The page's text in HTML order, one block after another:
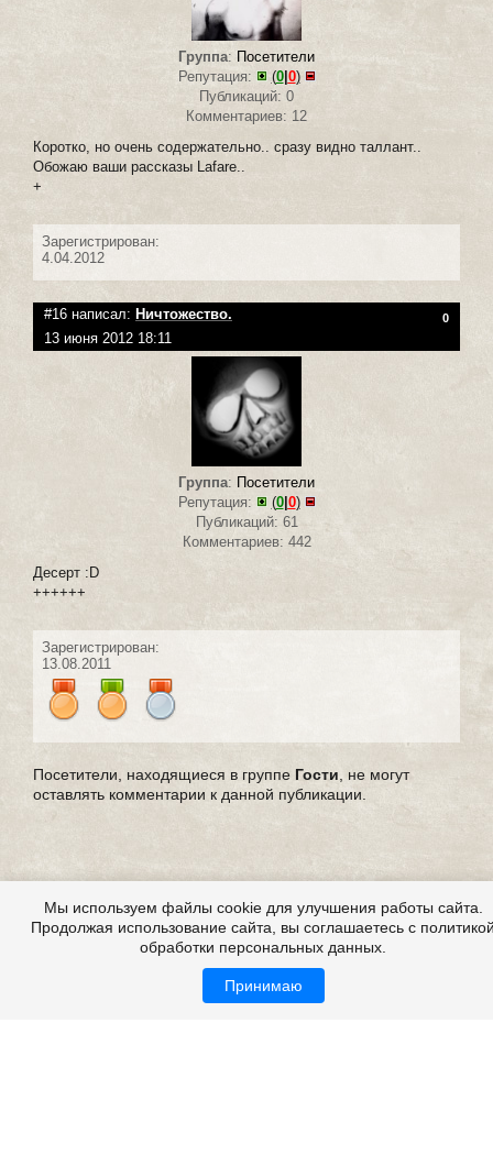
Группа: Посетители
Репутация:
(0| 0)
Публикаций: 0
Комментариев: 12
Коротко, но очень содержательно.. сразу видно таллант..
Обожаю ваши рассказы Lafare..
+
Зарегистрирован:
4.04.2012
#16 написал: Ничтожество. 0
13 июня 2012 18:11
Группа: Посетители
Репутация:
(0| 0)
Публикаций: 61
Комментариев: 442
Десерт :D
++++++
Зарегистрирован:
13.08.2011
Посетители, находящиеся в группе Гости , не могут
оставлять комментарии к данной публикации.
Мы используем файлы cookie для улучшения работы сайта.
Продолжая использование сайта, вы соглашаетесь с
обработки персональных данных.
Принимаю